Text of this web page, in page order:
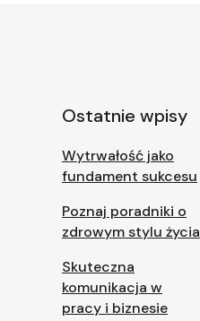
Ostatnie wpisy
Wytrwałość jako
fundament sukcesu
Poznaj poradniki o
zdrowym stylu życia
Skuteczna
komunikacja w
pracy i biznesie